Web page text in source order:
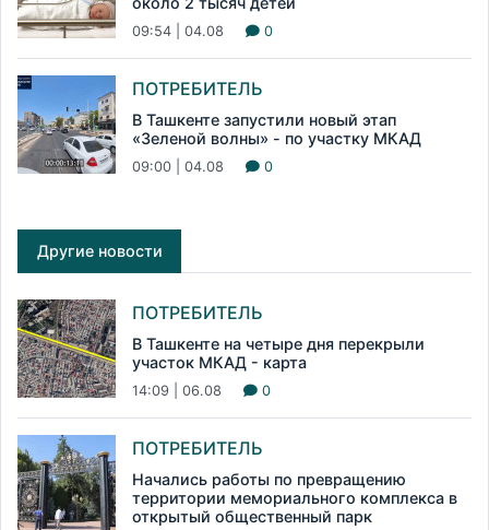
09:54 | 04.08 0
ПОТРЕБИТЕЛЬ
В Ташкенте запустили новый этап
«Зеленой волны» - по участку МКАД
09:00 | 04.08 0
Другие новости
ПОТРЕБИТЕЛЬ
В Ташкенте на четыре дня перекрыли
участок МКАД - карта
14:09 | 06.08 0
ПОТРЕБИТЕЛЬ
Начались работы по превращению
территории мемориального комплекса в
открытый общественный парк